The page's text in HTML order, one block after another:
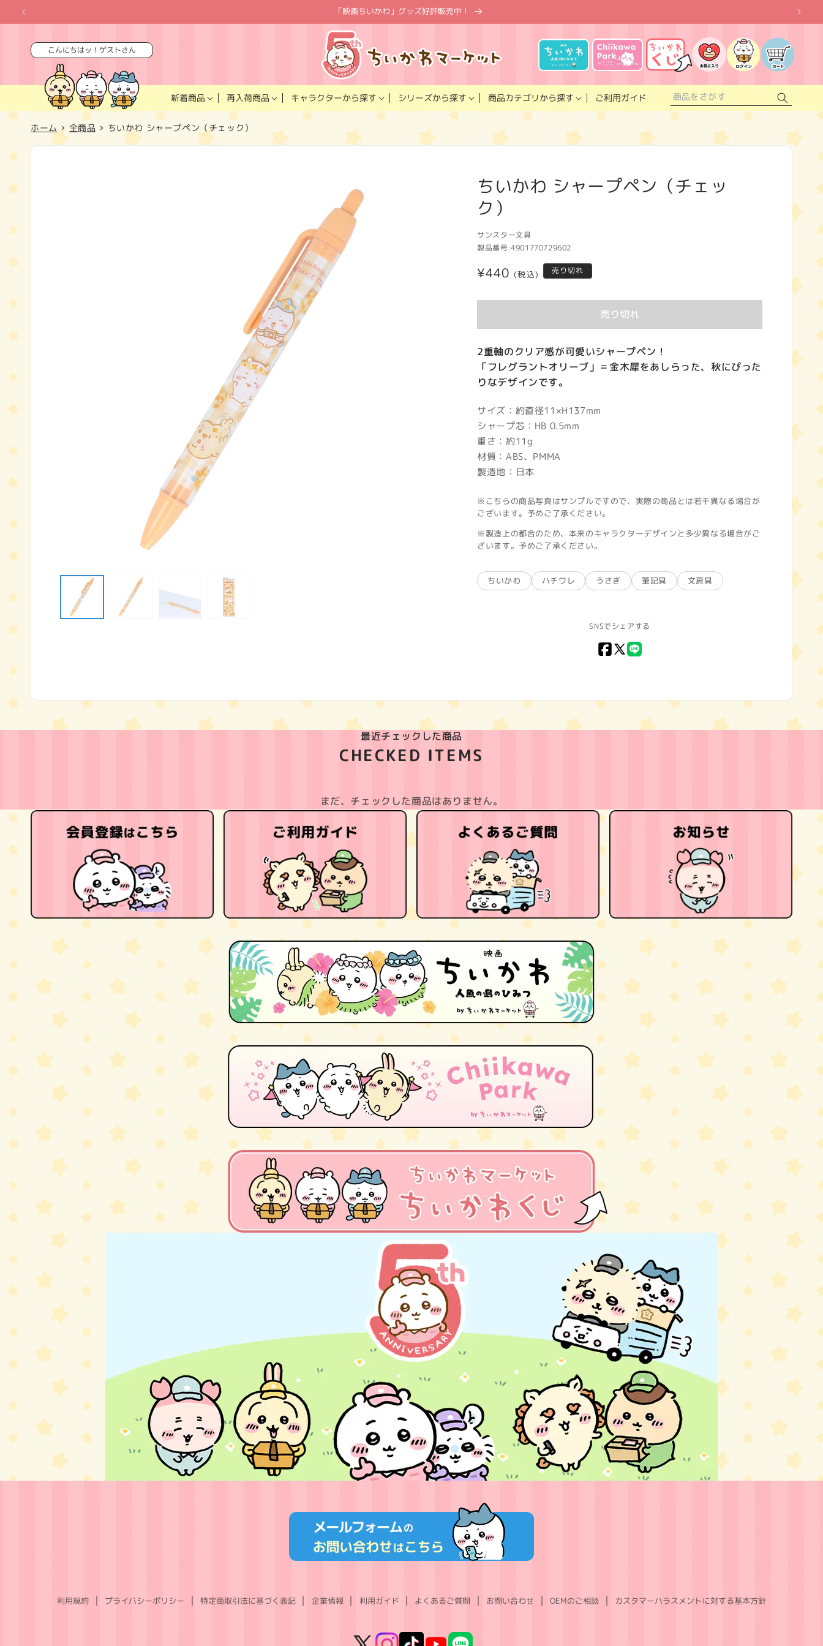
ンツに
進む
「映画ちいかわ」グッズ好評販売中！
こんにちはッ！ゲストさん
新着商品 再入荷商品 キャラクターから探す シリーズから探す 商品カテゴリから探す ご利用ガイド
入
り
ス
ト
グ
イ
カ
ー
ト
ホーム 全商品 ちいかわ シャープペン（チェック）
ー
く
ちいかわ シャープペン（チェッ
ク）
サンスター文具
製品番号:4901770729602
通
格
¥440 (税込) 売り切れ
売り切れ
2重軸のクリア感が可愛いシャープペン！
「フレグラントオリーブ」＝金木犀をあしらった、秋にぴった
りなデザインです。
サイズ：約直径11×H137mm
シャープ芯：HB 0.5mm
重さ：約11g
材質：ABS、PMMA
製造地：日本
※こちらの商品写真はサンプルですので、実際の商品とは若干異なる場合が
ございます。予めご了承ください。
※製造上の都合のため、本来のキャラクターデザインと多少異なる場合がご
ざいます。予めご了承ください。
ちいかわ ハチワレ うさぎ 筆記具 文房具
SNSでシェアする
Facebook
X
最近チェックした商品
CHECKED ITEMS
まだ、チェックした商品はありません。
利用規約 プライバシーポリシー 特定商取引法に基づく表記 企業情報 利用ガイド よくあるご質問 お問い合わせ OEMのご相談 カスタマーハラスメントに対する基本方針